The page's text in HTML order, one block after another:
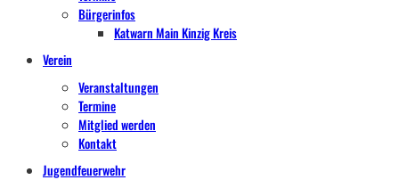
Bürgerinfos
Katwarn Main Kinzig Kreis
Verein
Veranstaltungen
Termine
Mitglied werden
Kontakt
Jugendfeuerwehr